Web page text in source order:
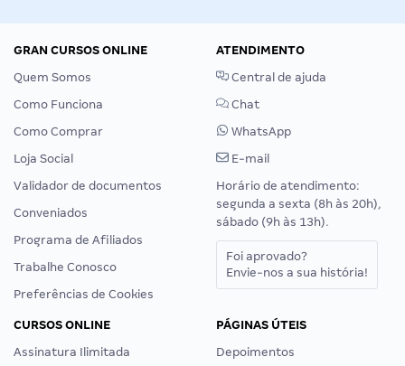
GRAN CURSOS ONLINE
Quem Somos
Como Funciona
Como Comprar
Loja Social
Validador de documentos
Conveniados
Programa de Afiliados
Trabalhe Conosco
Preferências de Cookies
ATENDIMENTO
Central de ajuda
Chat
WhatsApp
E-mail
Horário de atendimento:
segunda a sexta (8h às 20h),
sábado (9h às 13h).
Foi aprovado?
Envie-nos a sua história!
CURSOS ONLINE
Assinatura Ilimitada
PÁGINAS ÚTEIS
Depoimentos